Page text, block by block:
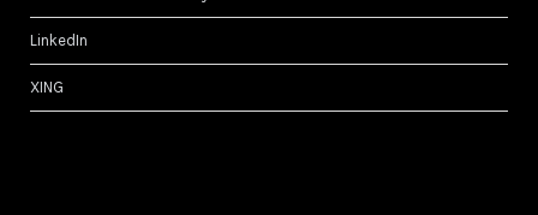
LinkedIn
XING